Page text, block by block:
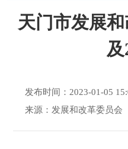
天门市发展
发布时间：2023-01-05
来源：发展和改革委员会